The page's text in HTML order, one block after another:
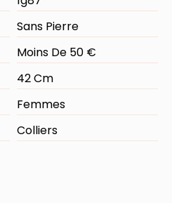
Sans Pierre
Moins De 50 €
42 Cm
Femmes
Colliers